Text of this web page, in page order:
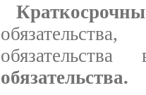
обязательства.